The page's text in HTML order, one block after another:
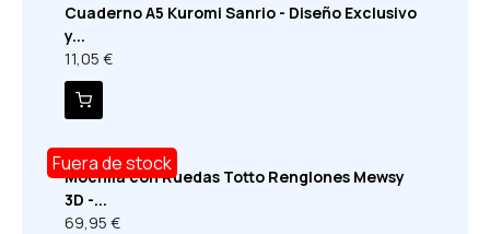
Cuaderno A5 Kuromi Sanrio - Diseño Exclusivo
y...
11,05 €
Fuera de stock
Mochila con Ruedas Totto Renglones Mewsy
3D -...
69,95 €